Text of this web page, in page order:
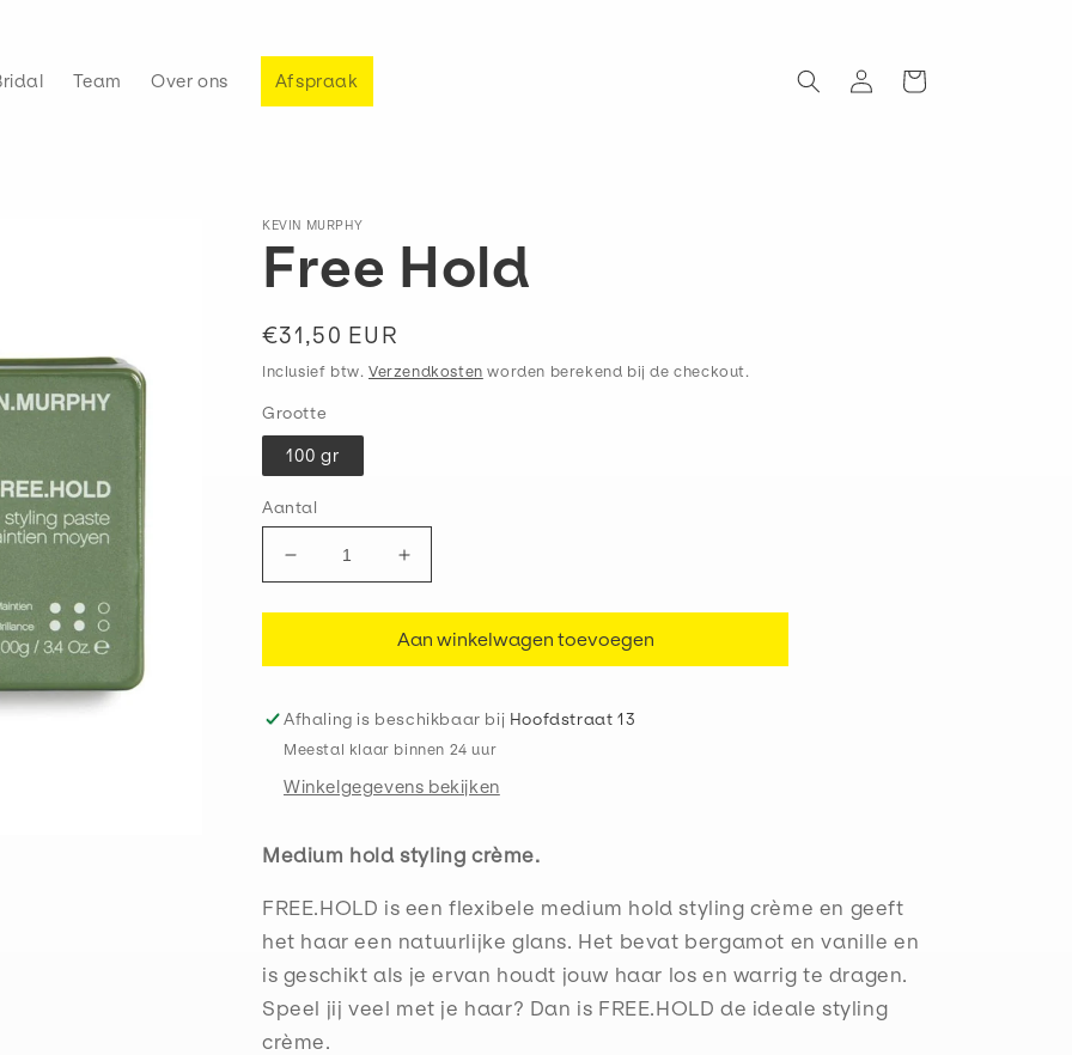
Team Over ons Afspraak Inloggen
Winkelwagen
KEVIN MURPHY
Free Hold
Normale
prijs
€31,50 EUR
Inclusief btw. Verzendkosten worden berekend bij de checkout.
Grootte
100 gr
Aantal
Aantal
verlagen
voor
Hold
Aantal
verhogen
voor
Free
Hold
Aan winkelwagen toevoegen
Afhaling is beschikbaar bij Hoofdstraat 13
Meestal klaar binnen 24 uur
Winkelgegevens bekijken
Medium hold styling crème.
FREE.HOLD is een flexibele medium hold styling crème en geeft
het haar een natuurlijke glans. Het bevat bergamot en vanille en
is geschikt als je ervan houdt jouw haar los en warrig te dragen.
Speel jij veel met je haar? Dan is FREE.HOLD de ideale styling
crème.